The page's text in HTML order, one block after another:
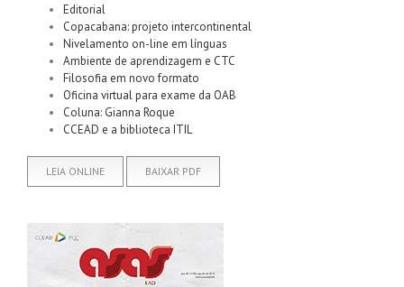
Editorial
Copacabana: projeto intercontinental
Nivelamento on-line em línguas
Ambiente de aprendizagem e CTC
Filosofia em novo formato
Oficina virtual para exame da OAB
Coluna: Gianna Roque
CCEAD e a biblioteca ITIL
LEIA ONLINE BAIXAR PDF